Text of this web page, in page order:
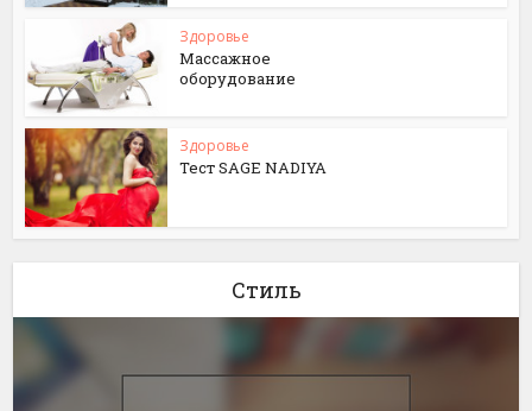
Здоровье
Массажное
оборудование
Здоровье
Тест SAGE NADIYA
Стиль